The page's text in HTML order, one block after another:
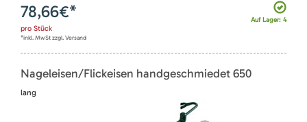
Auf Lager: 4
78,66€*
pro Stück
*inkl. MwSt zzgl. Versand
Nageleisen/Flickeisen handgeschmiedet 650
lang